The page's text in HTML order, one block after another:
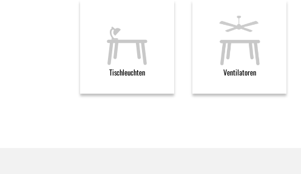
Tischleuchten Ventilatoren